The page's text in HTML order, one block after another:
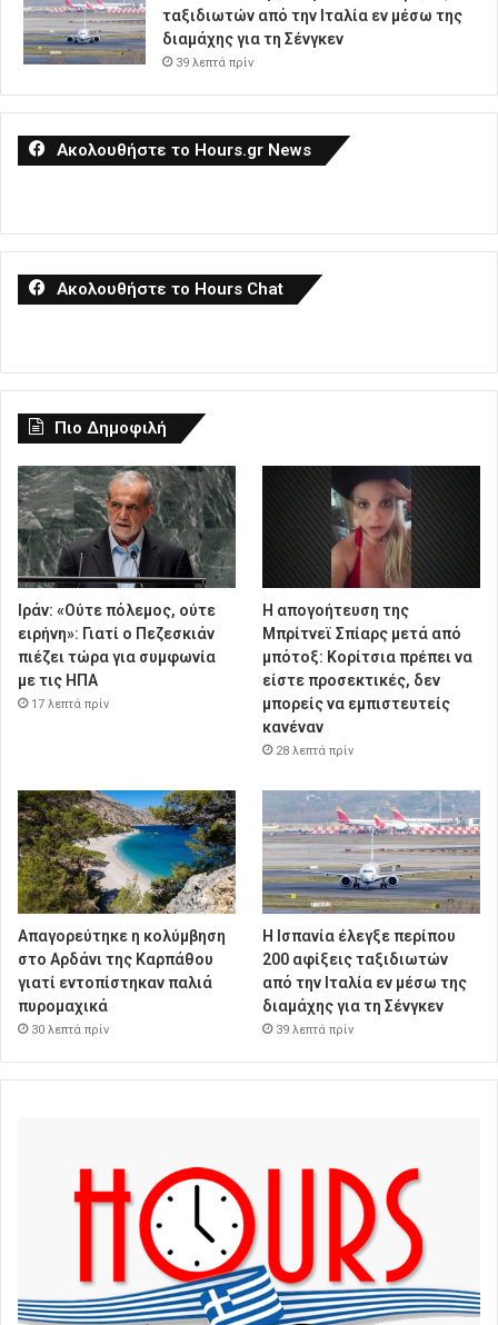
ταξιδιωτών από την Ιταλία εν μέσω της
διαμάχης για τη Σένγκεν
39 λεπτά πρίν
Ακολουθήστε το Hours.gr News
Ακολουθήστε το Hours Chat
Πιο Δημοφιλή
Ιράν: «Ούτε πόλεμος, ούτε
ειρήνη»: Γιατί ο Πεζεσκιάν
πιέζει τώρα για συμφωνία
με τις ΗΠΑ
17 λεπτά πρίν
Η απογοήτευση της
Μπρίτνεϊ Σπίαρς μετά από
μπότοξ: Κορίτσια πρέπει να
είστε προσεκτικές, δεν
μπορείς να εμπιστευτείς
κανέναν
28 λεπτά πρίν
Απαγορεύτηκε η κολύμβηση
στο Αρδάνι της Καρπάθου
γιατί εντοπίστηκαν παλιά
πυρομαχικά
30 λεπτά πρίν
Η Ισπανία έλεγξε περίπου
200 αφίξεις ταξιδιωτών
από την Ιταλία εν μέσω της
διαμάχης για τη Σένγκεν
39 λεπτά πρίν